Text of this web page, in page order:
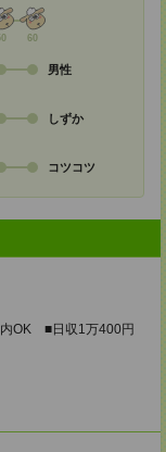
60
男性
しずか
コツコツ
OK ■日収1万400円